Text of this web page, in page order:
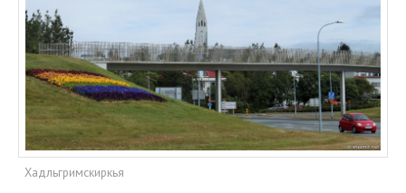
ОТЗЫВЫ
МЕТА
Войти
Лента записей
Лента комментариев
WordPress.org
Хадльгримскиркья